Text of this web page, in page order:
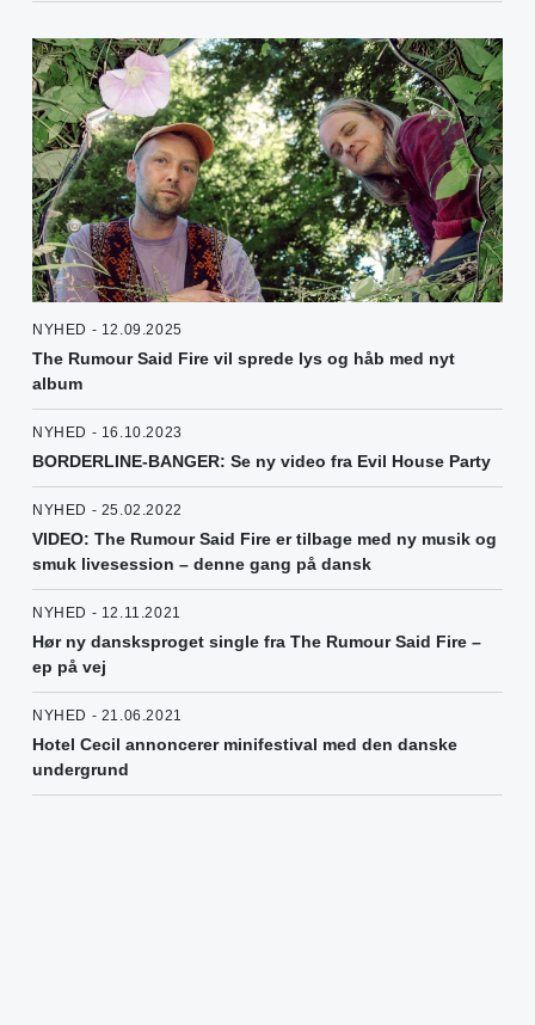
NYHED - 12.09.2025
The Rumour Said Fire vil sprede lys og håb med nyt
album
NYHED - 16.10.2023
BORDERLINE-BANGER: Se ny video fra Evil House Party
NYHED - 25.02.2022
VIDEO: The Rumour Said Fire er tilbage med ny musik og
smuk livesession – denne gang på dansk
NYHED - 12.11.2021
Hør ny dansksproget single fra The Rumour Said Fire –
ep på vej
NYHED - 21.06.2021
Hotel Cecil annoncerer minifestival med den danske
undergrund